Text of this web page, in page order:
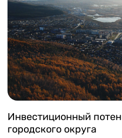
Инвестиционный
городского округа